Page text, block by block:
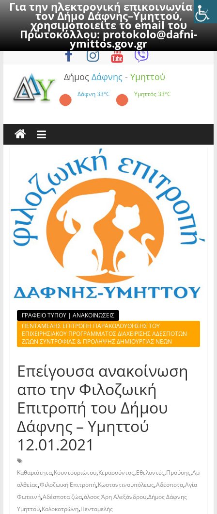
Για την ηλεκτρονική επικοινωνία με
τον Δήμο Δάφνης–Υμηττού,
χρησιμοποιείτε το email του
Πρωτοκόλλου:protokolo@dafni-
ymittos.gov.gr
to
Πέμπτη, 6 Αυγούστου 2026
Δήμος Δάφνης - Υμηττού
Δάφνη33°C Υμηττός33°C
ΓΡΑΦΕΙΟ ΤΥΠΟΥ | ΑΝΑΚΟΙΝΩΣΕΙΣ
ΠΕΝΤΑΜΕΛΗΣ ΕΠΙΤΡΟΠΗ ΠΑΡΑΚΟΛΟΥΘΗΣΗΣ ΤΟΥ
ΕΠΙΧΕΙΡΗΣΙΑΚΟΥ ΠΡΟΓΡΑΜΜΑΤΟΣ ΔΙΑΧΕΙΡΙΣΗΣ ΑΔΕΣΠΟΤΩΝ
ΖΩΩΝ ΣΥΝΤΡΟΦΙΑΣ & ΠΡΟΛΗΨΗΣ ΔΗΜΙΟΥΡΓΙΑΣ ΝΕΩΝ
Επείγουσα ανακοίνωση
απο την Φιλοζωική
Επιτροπή του Δήμου
Δάφνης – Υμηττού
12.01.2021
Καθαριότητα,Κουντουριώτου,Κερασούντος,Εθελοντές,Προύσης,Αμ
αλθείας,Φιλοζωική Επιτροπή,Κωσταντινουπόλεως,Αδέσποτα,Αγία
Φωτεινή,Αδέσποτα ζώα,άλσος Άρη Αλεξάνδρου,Δήμος Δάφνης
Υμηττού,Κολοκοτρώνη,Πενταμελής